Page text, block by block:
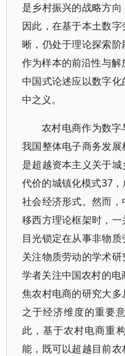
是乡村振兴的战略方向
因此，在基于本土数
晰，仍处于理论探索
作为样本的前沿性与
中国式论述应以数字
中之义。
农村电商作为数
我国整体电子商务发
是超越资本主义关于
代价的城镇化模式37
社会经济形式。然而
移西方理论框架时，
目光锁定在从事非物
关注物质劳动的学术
学者关注中国农村的
焦农村电商的研究大
之于经济维度的重要
此，基于农村电商重
能，既可以超越目前